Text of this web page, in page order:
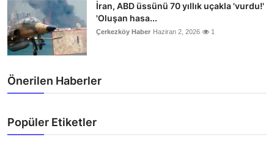
İran, ABD üssünü 70 yıllık uçakla 'vurdu!'
'Oluşan hasa...
Çerkezköy Haber Haziran 2, 2026 1
Önerilen Haberler
Popüler Etiketler